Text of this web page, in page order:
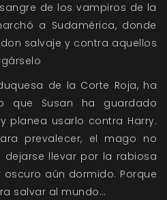
de los vampiros de la
a Sudamérica, donde
salvaje y contra aquellos
de la Corte Roja, ha
que Susan ha guardado
planea usarlo contra Harry.
prevalecer, el mago no
llevar por la rabiosa
aún dormido. Porque
salvar al mundo…